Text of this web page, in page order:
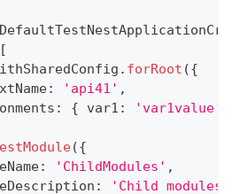
[
. forRoot ({
: 'api41' ,
: { var1 : 'var1value'
({
: 'ChildModules' ,
: 'Child modules'